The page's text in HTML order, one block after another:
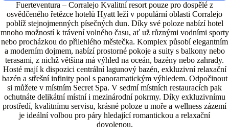
Fuerteventura – Corralejo Kvalitní resort pouze pro dospělé z
osvědčeného řetězce hotelů Hyatt leží v populární oblasti Corralejo
poblíž stejnojmenných písečných dun. Díky své poloze nabízí hotel
mnoho možností k trávení volného času, ať už různými vodními sporty
nebo procházkou do přilehlého městečka. Komplex působí elegantním
a moderním dojmem, nabízí prostorné pokoje a suity s balkony nebo
terasami, z nichž většina má výhled na oceán, bazény nebo zahrady.
Hosté mají k dispozici centrální lagunový bazén, exkluzivní relaxační
bazén a střešní infinity pool s panoramatickým výhledem. Odpočinout
si můžete v místním Secret Spa. V sedmí místních restauracích pak
ochutnáte delikátní místní i mezinárodní pokrmy. Díky exkluzivnímu
prostředí, kvalitnímu servisu, krásné poloze u moře a wellness zázemí
je ideální volbou pro páry hledající romantickou a relaxační
dovolenou.